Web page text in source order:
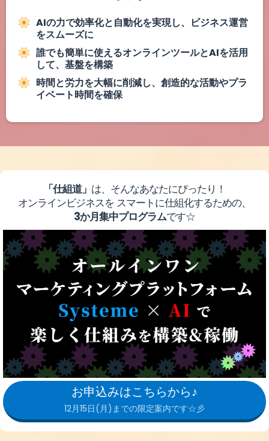
AIの力で効率化と自動化を実現し、ビジネス運営
をスムーズに
誰でも簡単に使えるオンラインツールとAIを活用
して、基盤を構築
時間と労力を大幅に削減し、創造的な活動やプラ
イベート時間を確保
「仕組道」 は、そんなあなたにぴったり！
オンラインビジネスを スマートに仕組化するための、
3か月集中プログラムです☆
お申込みはこちらから♪
12月15日(月)までの限定案内です☆彡